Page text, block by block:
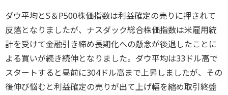
ダウ平均とS＆P500株価指数は利益確定の売りに押されて
反落となりましたが、ナスダック総合株価指数は米雇用統
計を受けて金融引き締め長期化への懸念が後退したことに
よる買いが続き続伸となりました。ダウ平均は33ドル高で
スタートすると昼前に304ドル高まで上昇しましたが、その
後伸び悩むと利益確定の売りが出て上げ幅を縮め取引終盤